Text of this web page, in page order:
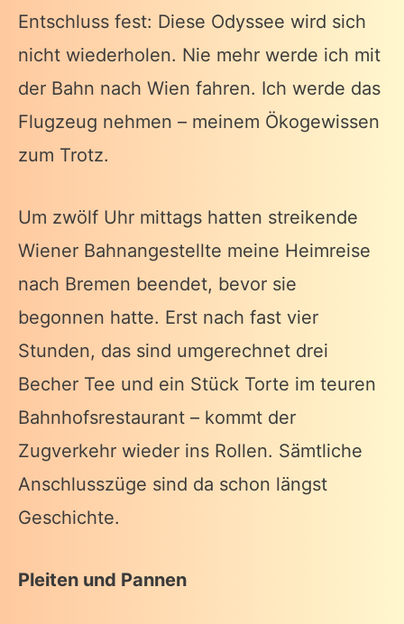
Entschluss fest: Diese Odyssee wird sich
nicht wiederholen. Nie mehr werde ich mit
der Bahn nach Wien fahren. Ich werde das
Flugzeug nehmen – meinem Ökogewissen
zum Trotz.
Um zwölf Uhr mittags hatten streikende
Wiener Bahnangestellte meine Heimreise
nach Bremen beendet, bevor sie
begonnen hatte. Erst nach fast vier
Stunden, das sind umgerechnet drei
Becher Tee und ein Stück Torte im teuren
Bahnhofsrestaurant – kommt der
Zugverkehr wieder ins Rollen. Sämtliche
Anschlusszüge sind da schon längst
Geschichte.
Pleiten und Pannen